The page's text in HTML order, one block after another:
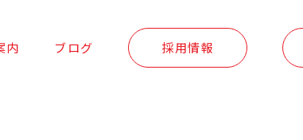
内 ブログ 採用情報